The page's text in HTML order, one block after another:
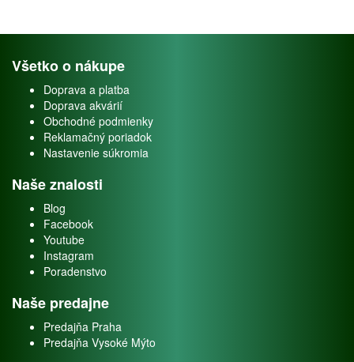
Všetko o nákupe
Doprava a platba
Doprava akvárií
Obchodné podmienky
Reklamačný poriadok
Nastavenie súkromia
Naše znalosti
Blog
Facebook
Youtube
Instagram
Poradenstvo
Naše predajne
Predajňa Praha
Predajňa Vysoké Mýto